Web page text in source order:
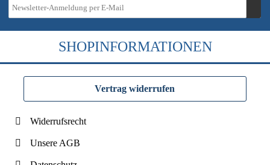
SHOPINFORMATIONEN
Vertrag widerrufen
Widerrufsrecht
Unsere AGB